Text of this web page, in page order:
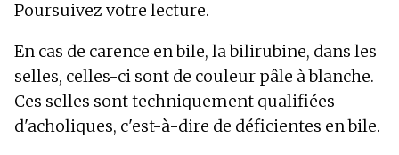
Poursuivez votre lecture.
En cas de carence en bile, la bilirubine, dans les
selles, celles-ci sont de couleur pâle à blanche.
Ces selles sont techniquement qualifiées
d'acholiques, c'est-à-dire de déficientes en bile.